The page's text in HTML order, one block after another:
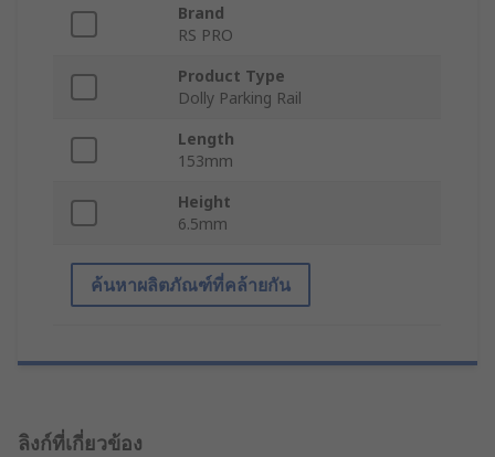
Brand
RS PRO
Product Type
Dolly Parking Rail
Length
153mm
Height
6.5mm
ค้นหาผลิตภัณฑ์ที่คล้ายกัน
ลิงก์ที่เกี่ยวข้อง